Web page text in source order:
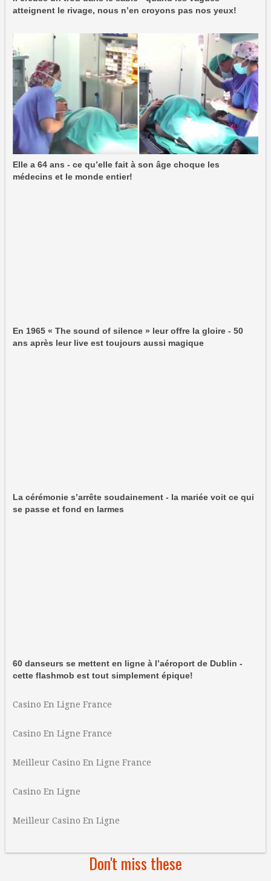
atteignent le rivage, nous n’en croyons pas nos yeux!
Elle a 64 ans - ce qu’elle fait à son âge choque les
médecins et le monde entier!
En 1965 « The sound of silence » leur offre la gloire - 50
ans après leur live est toujours aussi magique
La cérémonie s’arrête soudainement - la mariée voit ce qui
se passe et fond en larmes
60 danseurs se mettent en ligne à l’aéroport de Dublin -
cette flashmob est tout simplement épique!
Casino En Ligne France
Casino En Ligne France
Meilleur Casino En Ligne France
Casino En Ligne
Meilleur Casino En Ligne
Don't miss these